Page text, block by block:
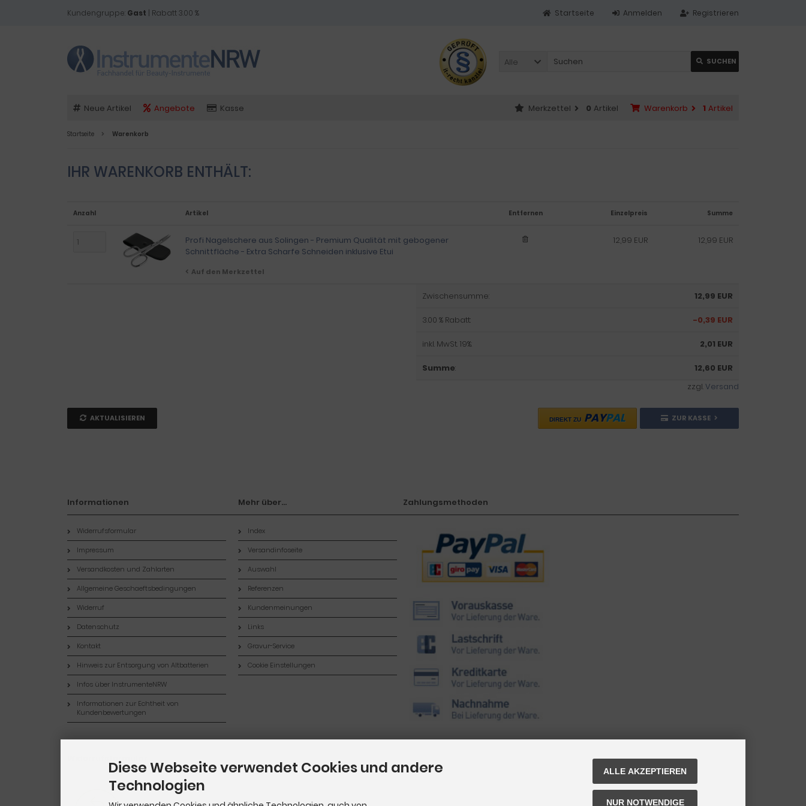
Kundengruppe: Gast | Rabatt 3.00 % Registrieren
Anmelden
Startseite
Alle SUCHEN
Neue Artikel Angebote Kasse Warenkorb 1 Artikel
Merkzettel 0 Artikel
Startseite Warenkorb
IHR WARENKORB ENTHÄLT:
Anzahl Artikel Summe
Einzelpreis
Entfernen
Profi Nagelschere aus Solingen - Premium Qualität mit gebogener
Schnittfläche - Extra Scharfe Schneiden inklusive Etui
Auf den Merkzettel
12,99 EUR
12,99 EUR
Zwischensumme: 12,99 EUR
3.00 % Rabatt: -0,39 EUR
inkl. MwSt. 19%: 2,01 EUR
Summe:
12,60 EUR
zzgl.Versand
AKTUALISIEREN ZUR KASSE
DIREKT ZU PAYPAL
Informationen
Widerrufsformular
Impressum
Versandkosten und Zahlarten
Allgemeine Geschaeftsbedingungen
Widerruf
Datenschutz
Kontakt
Hinweis zur Entsorgung von Altbatterien
Infos über InstrumenteNRW
Informationen zur Echtheit von
Kundenbewertungen
Mehr über...
Index
Versandinfoseite
Auswahl
Referenzen
Kundenmeinungen
Links
Gravur-Service
Cookie Einstellungen
Zahlungsmethoden
WiderrufsformularDiese Webseite verwendet Cookies und andere
Technologien
ALLE AKZEPTIEREN
NUR NOTWENDIGE